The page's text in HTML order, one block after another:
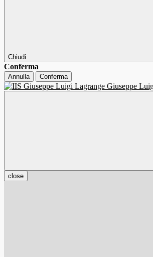
Chiudi
Conferma
Annulla Conferma
Giuseppe
close